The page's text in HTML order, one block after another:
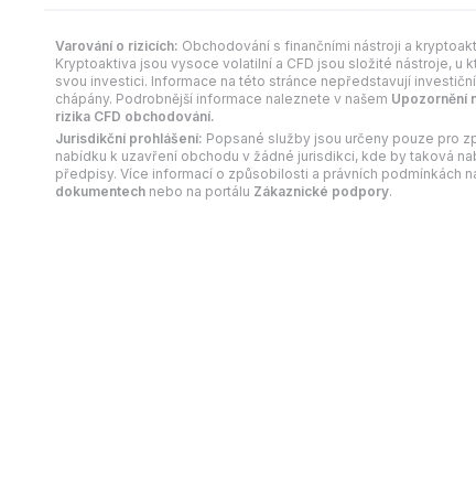
Varování o rizicích: Obchodování s finančními nástroji a
Kryptoaktiva jsou vysoce volatilní a CFD jsou složité nástroje, u
svou investici. Informace na této stránce nepředstavují
chápány. Podrobnější informace naleznete v našem Upozornění
rizika CFD obchodování.
Jurisdikční prohlášení: Popsané služby jsou určeny pouze pro
nabídku k uzavření obchodu v žádné jurisdikci, kde by taková
předpisy. Více informací o způsobilosti a právních podmínkách
dokumentech nebo na portálu Zákaznické podpory.